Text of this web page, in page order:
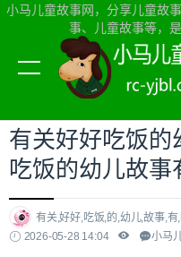
小马儿童故事网，分享儿童故
事、儿童故事等，
当前位置：小马儿童故事网首
有关好好吃饭的
吃饭的幼儿故事
有关,好好,吃饭,的,幼儿,故事,有
2026-05-28 14:04
小马